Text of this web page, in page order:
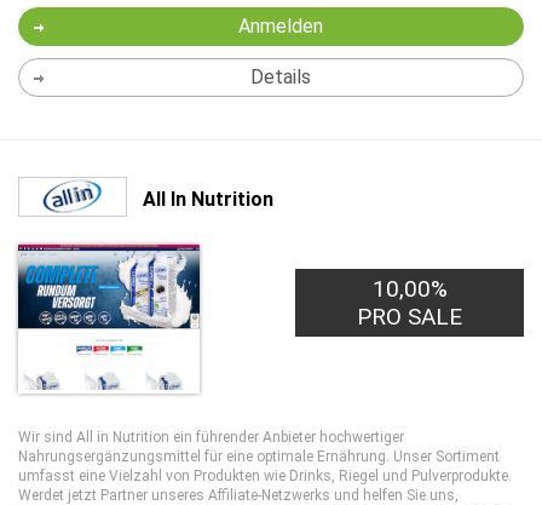
Anmelden
Details
All In Nutrition
10,00%
PRO SALE
Wir sind All in Nutrition ein führender Anbieter hochwertiger
Nahrungsergänzungsmittel für eine optimale Ernährung. Unser Sortiment
umfasst eine Vielzahl von Produkten wie Drinks, Riegel und Pulverprodukte.
Werdet jetzt Partner unseres Affiliate-Netzwerks und helfen Sie uns,